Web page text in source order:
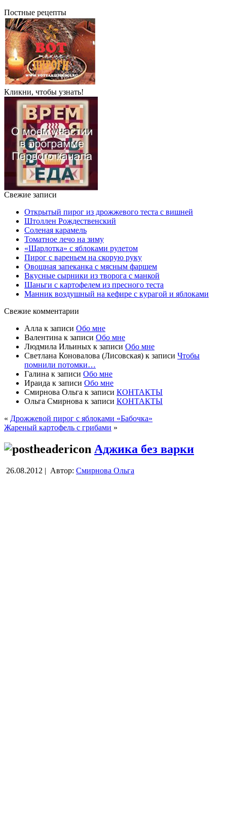
Постные рецепты
Кликни, чтобы узнать!
Свежие записи
Открытый пирог из дрожжевого теста с вишней
Штоллен Рождественский
Соленая карамель
Томатное лечо на зиму
«Шарлотка» с яблоками рулетом
Пирог с вареньем на скорую руку
Овощная запеканка с мясным фаршем
Вкусные сырники из творога с манкой
Шаньги с картофелем из пресного теста
Манник воздушный на кефире с курагой и яблоками
Свежие комментарии
Алла к записи Обо мне
Валентина к записи Обо мне
Людмила Ильиных к записи Обо мне
Светлана Коновалова (Лисовская) к записи Чтобы
помнили потомки…
Галина к записи Обо мне
Ираида к записи Обо мне
Смирнова Ольга к записи КОНТАКТЫ
Ольга Смирнова к записи КОНТАКТЫ
« Дрожжевой пирог с яблоками «Бабочка»
Жареный картофель с грибами »
Аджика без варки
26.08.2012 | Автор: Смирнова Ольга